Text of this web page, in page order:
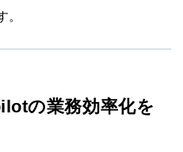
。
の業務効率化を